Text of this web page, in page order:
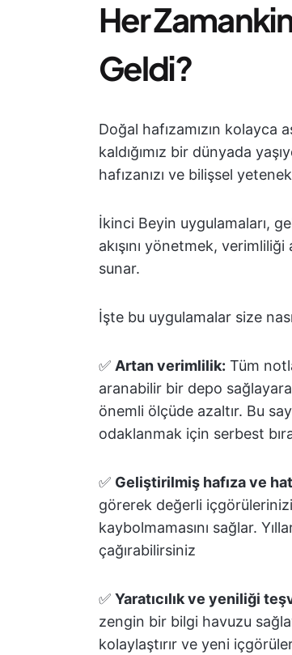
Her
Geldi?
Doğal hafızamızın kolayca
kaldığımız bir dünyada
hafızanızı ve bilişsel
İkinci Beyin uygulamaları,
akışını yönetmek,
sunar.
İşte bu uygulamalar size
✅ Artan verimlilik: Tüm
aranabilir bir depo
önemli ölçüde azaltır. Bu
odaklanmak için serbest
✅ Geliştirilmiş hafıza ve
görerek değerli
kaybolmamasını sağlar.
çağırabilirsiniz
✅ Yaratıcılık ve yeniliği
zengin bir bilgi havuzu
kolaylaştırır ve yeni